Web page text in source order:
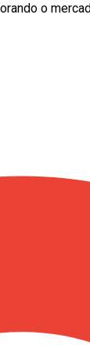
o